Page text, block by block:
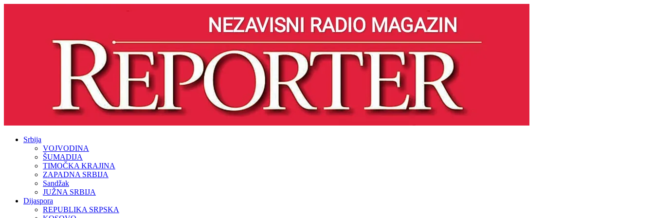
Srbija
VOJVODINA
ŠUMADIJA
TIMOČKA KRAJINA
ZAPADNA SRBIJA
Sandžak
JUŽNA SRBIJA
Dijaspora
REPUBLIKA SRPSKA